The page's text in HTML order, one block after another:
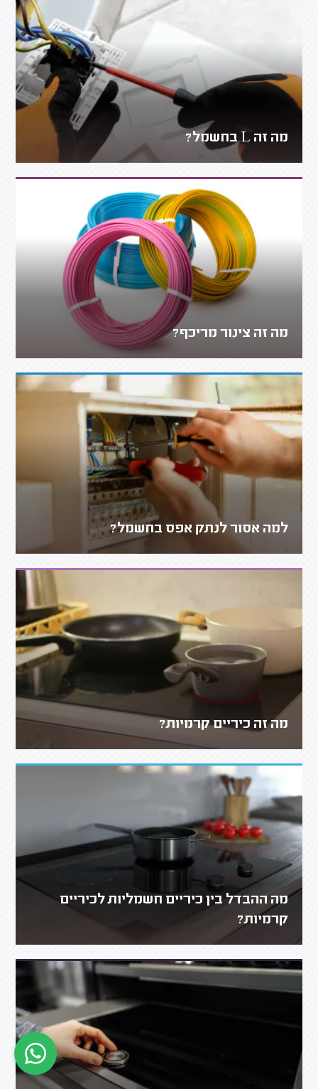
מה זה L בחשמל?
מה זה צינור מריכף?
למה אסור לנתק אפס בחשמל?
מה זה כיריים קרמיות?
מה ההבדל בין כיריים חשמליות לכיריים
קרמיות?